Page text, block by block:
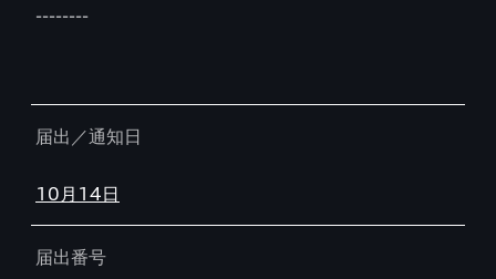
--------
届出／通知日
10月14日
届出番号